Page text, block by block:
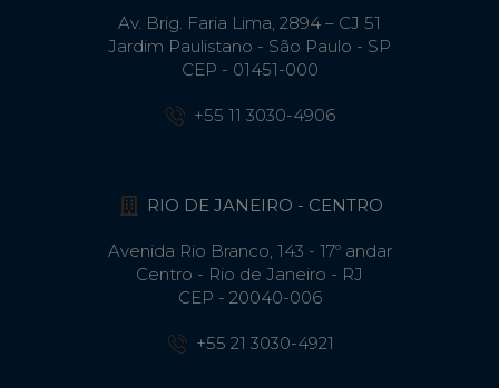
Av. Brig. Faria Lima, 2894 – CJ 51
Jardim Paulistano - São Paulo - SP
CEP - 01451-000
+55 11 3030-4906
RIO DE JANEIRO - CENTRO
Avenida Rio Branco, 143 - 17º andar
Centro - Rio de Janeiro - RJ
CEP - 20040-006
+55 21 3030-4921